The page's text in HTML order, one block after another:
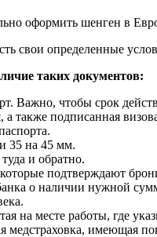
оформить шенген в
свои определенные
таких документов:
Важно, чтобы срок
а также подписанная
35 на 45 мм.
и обратно.
подтверждают
о наличии нужной
на месте работы, где
медстраховка, имеющая